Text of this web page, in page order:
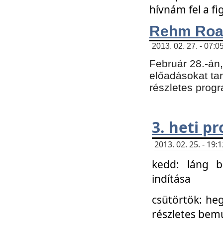
hívnám fel a
Rehm
2013. 02. 27. -
Február 28.-
előadásokat
részletes
3. heti
2013. 02. 25. -
kedd: láng
indítása
csütörtök:
részletes